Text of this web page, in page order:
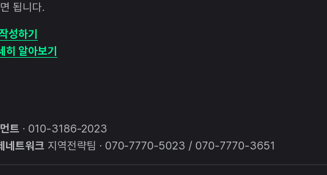
됩니다.
성하기
히 알아보기
트 · 010-3186-2023
네트워크 지역전략팀 · 070-7770-5023 / 070-7770-3651